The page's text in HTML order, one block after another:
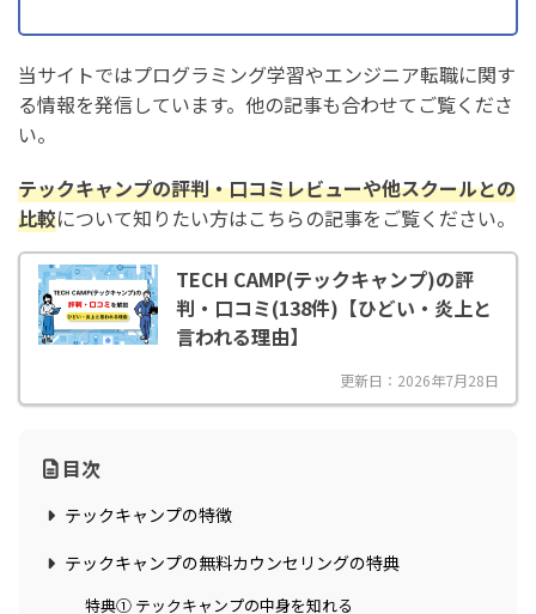
当サイトではプログラミング学習やエンジニア転職に関す
る情報を発信しています。他の記事も合わせてご覧くださ
い。
テックキャンプの評判・口コミレビューや他スクールとの
比較について知りたい方はこちらの記事をご覧ください。
TECH CAMP(テックキャンプ)の評
判・口コミ(138件)【ひどい・炎上と
言われる理由】
更新日：2026年7月28日
目次
テックキャンプの特徴
テックキャンプの無料カウンセリングの特典
特典① テックキャンプの中身を知れる